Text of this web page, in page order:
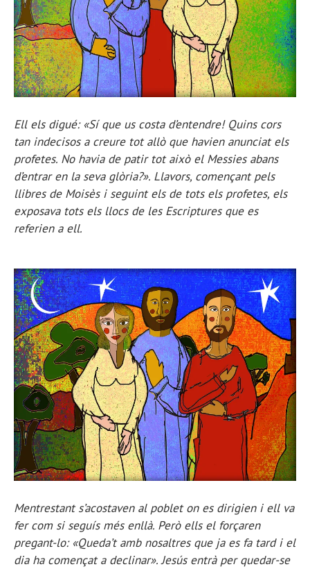
Ell els digué: «Sí que us costa d’entendre! Quins cors
tan indecisos a creure tot allò que havien anunciat els
profetes. No havia de patir tot això el Messies abans
d’entrar en la seva glòria?». Llavors, començant pels
llibres de Moisès i seguint els de tots els profetes, els
exposava tots els llocs de les Escriptures que es
referien a ell.
Mentrestant s’acostaven al poblet on es dirigien i ell va
fer com si seguís més enllà. Però ells el forçaren
pregant-lo: «Queda’t amb nosaltres que ja es fa tard i el
dia ha començat a declinar». Jesús entrà per quedar-se